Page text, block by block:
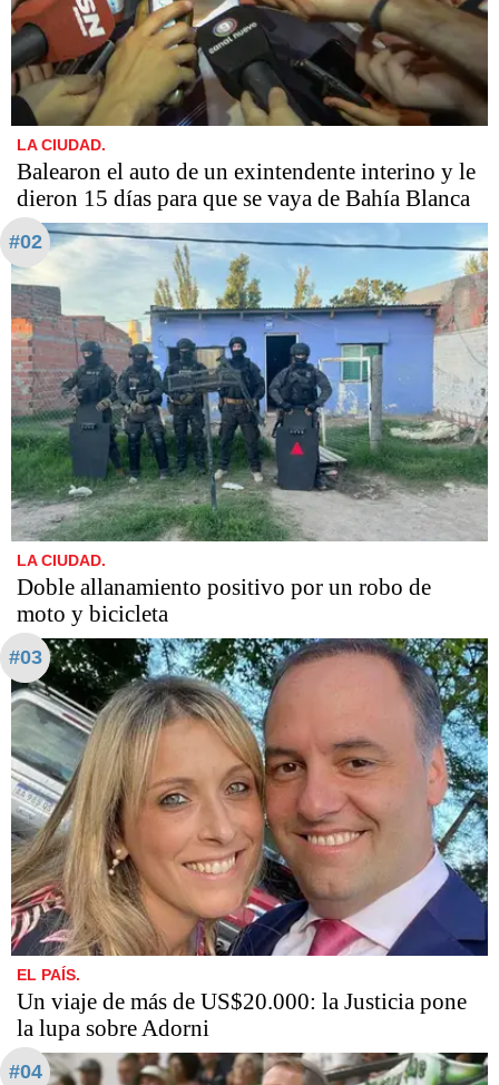
LA CIUDAD.
Balearon el auto de un exintendente interino y le
dieron 15 días para que se vaya de Bahía Blanca
#02
LA CIUDAD.
Doble allanamiento positivo por un robo de
moto y bicicleta
#03
EL PAÍS.
Un viaje de más de US$20.000: la Justicia pone
la lupa sobre Adorni
#04